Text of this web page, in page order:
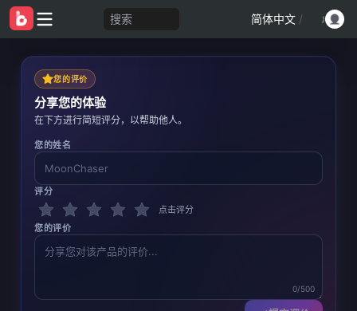
搜索 简体中文 /
您的评价
分享您的体验
在下方进行简短评分，以帮助他人。
您的姓名
评分
点击评分
您的评价
0/500